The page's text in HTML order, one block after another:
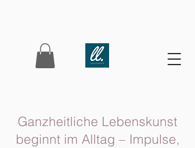
Ganzheitliche Lebenskunst
beginnt im Alltag – Impulse,